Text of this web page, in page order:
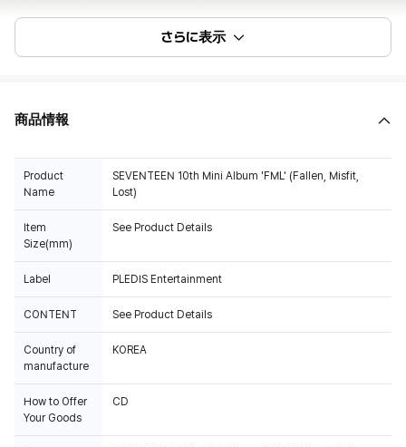
さらに表示
商品情報
Product
Name
SEVENTEEN 10th Mini Album 'FML' (Fallen, Misfit,
Lost)
Item
Size(mm)
See Product Details
Label PLEDIS Entertainment
CONTENT See Product Details
Country of
manufacture
KOREA
How to Offer
Your Goods
CD